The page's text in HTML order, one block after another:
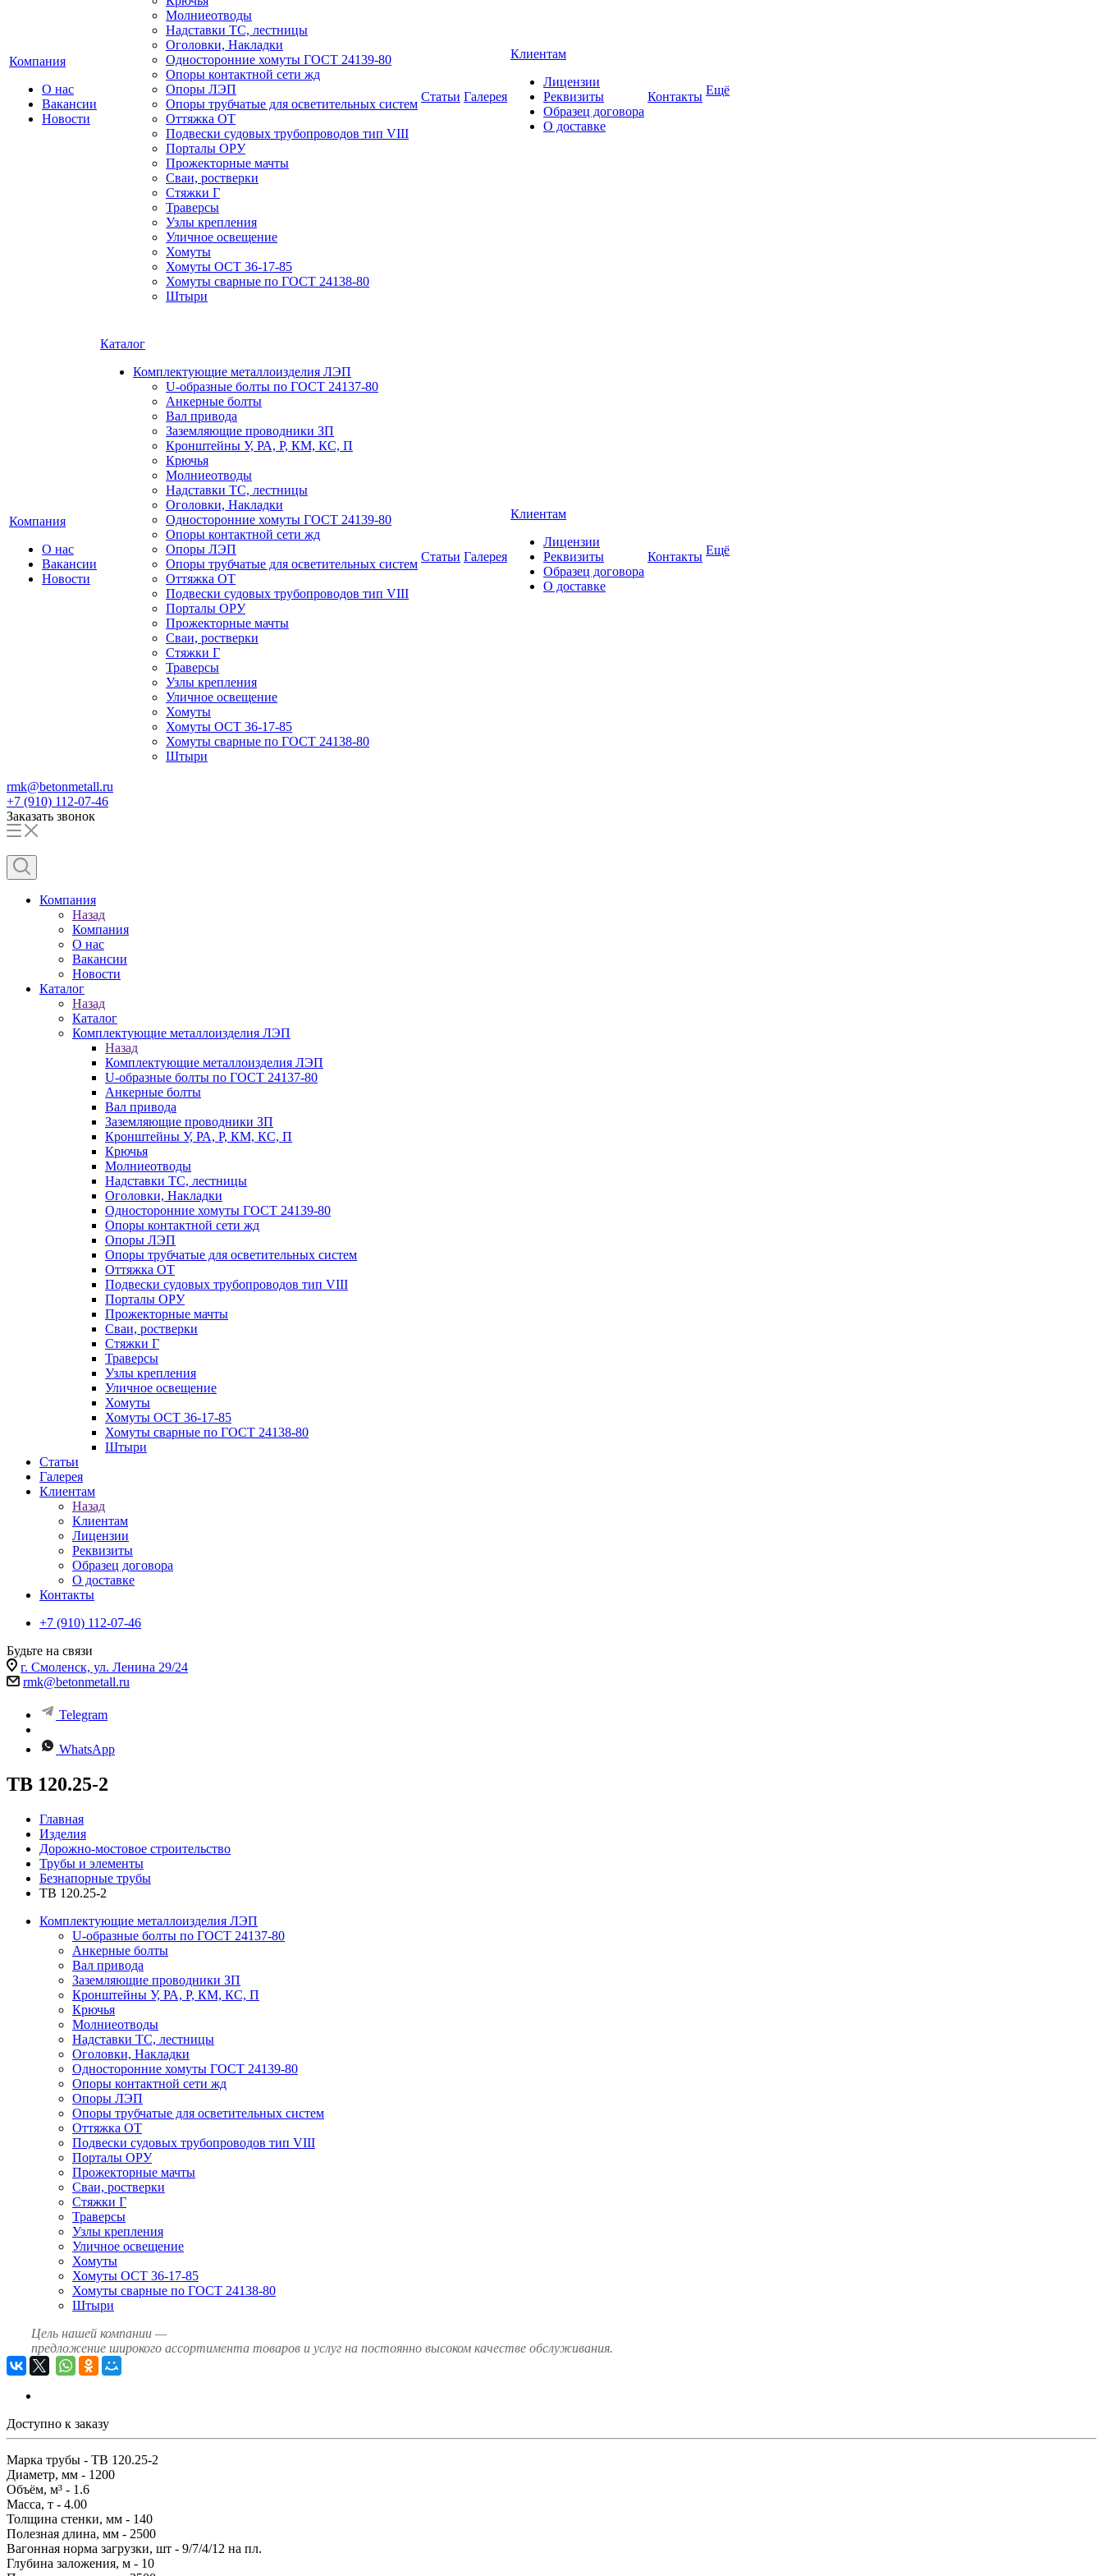
Компания
О нас
Вакансии
Новости
Молниеотводы
Надставки ТС, лестницы
Оголовки, Накладки
Односторонние хомуты ГОСТ 24139-80
Опоры контактной сети жд
Опоры ЛЭП
Опоры трубчатые для осветительных систем
Оттяжка ОТ
Подвески судовых трубопроводов тип VIII
Порталы ОРУ
Прожекторные мачты
Сваи, ростверки
Стяжки Г
Траверсы
Узлы крепления
Уличное освещение
Хомуты
Хомуты ОСТ 36-17-85
Хомуты сварные по ГОСТ 24138-80
Штыри
Статьи Галерея
Клиентам
Лицензии
Реквизиты
Образец договора
О доставке
Контакты Ещё
Компания
О нас
Вакансии
Новости
Каталог
Комплектующие металлоизделия ЛЭП
U-образные болты по ГОСТ 24137-80
Анкерные болты
Вал привода
Заземляющие проводники ЗП
Кронштейны У, РА, Р, КМ, КС, П
Крючья
Молниеотводы
Надставки ТС, лестницы
Оголовки, Накладки
Односторонние хомуты ГОСТ 24139-80
Опоры контактной сети жд
Опоры ЛЭП
Опоры трубчатые для осветительных систем
Оттяжка ОТ
Подвески судовых трубопроводов тип VIII
Порталы ОРУ
Прожекторные мачты
Сваи, ростверки
Стяжки Г
Траверсы
Узлы крепления
Уличное освещение
Хомуты
Хомуты ОСТ 36-17-85
Хомуты сварные по ГОСТ 24138-80
Штыри
Статьи Галерея
Клиентам
Лицензии
Реквизиты
Образец договора
О доставке
Контакты Ещё
rmk@betonmetall.ru
+7 (910) 112-07-46
Заказать звонок
Компания
Назад
Компания
О нас
Вакансии
Новости
Каталог
Назад
Каталог
Комплектующие металлоизделия ЛЭП
Назад
Комплектующие металлоизделия ЛЭП
U-образные болты по ГОСТ 24137-80
Анкерные болты
Вал привода
Заземляющие проводники ЗП
Кронштейны У, РА, Р, КМ, КС, П
Крючья
Молниеотводы
Надставки ТС, лестницы
Оголовки, Накладки
Односторонние хомуты ГОСТ 24139-80
Опоры контактной сети жд
Опоры ЛЭП
Опоры трубчатые для осветительных систем
Оттяжка ОТ
Подвески судовых трубопроводов тип VIII
Порталы ОРУ
Прожекторные мачты
Сваи, ростверки
Стяжки Г
Траверсы
Узлы крепления
Уличное освещение
Хомуты
Хомуты ОСТ 36-17-85
Хомуты сварные по ГОСТ 24138-80
Штыри
Статьи
Галерея
Клиентам
Назад
Клиентам
Лицензии
Реквизиты
Образец договора
О доставке
Контакты
+7 (910) 112-07-46
Будьте на связи
г. Смоленск, ул. Ленина 29/24
rmk@betonmetall.ru
Telegram
WhatsApp
ТВ 120.25-2
Главная
Изделия
Дорожно-мостовое строительство
Трубы и элементы
Безнапорные трубы
ТВ 120.25-2
Комплектующие металлоизделия ЛЭП
U-образные болты по ГОСТ 24137-80
Анкерные болты
Вал привода
Заземляющие проводники ЗП
Кронштейны У, РА, Р, КМ, КС, П
Крючья
Молниеотводы
Надставки ТС, лестницы
Оголовки, Накладки
Односторонние хомуты ГОСТ 24139-80
Опоры контактной сети жд
Опоры ЛЭП
Опоры трубчатые для осветительных систем
Оттяжка ОТ
Подвески судовых трубопроводов тип VIII
Порталы ОРУ
Прожекторные мачты
Сваи, ростверки
Стяжки Г
Траверсы
Узлы крепления
Уличное освещение
Хомуты
Хомуты ОСТ 36-17-85
Хомуты сварные по ГОСТ 24138-80
Штыри
Цель нашей компании —
предложение широкого ассортимента товаров и услуг на постоянно высоком качестве обслуживания.
Доступно к заказу
Марка трубы - ТВ 120.25-2
Диаметр, мм - 1200
Объём, м³ - 1.6
Масса, т - 4.00
Толщина стенки, мм - 140
Полезная длина, мм - 2500
Вагонная норма загрузки, шт - 9/7/4/12 на пл.
Глубина заложения, м - 10